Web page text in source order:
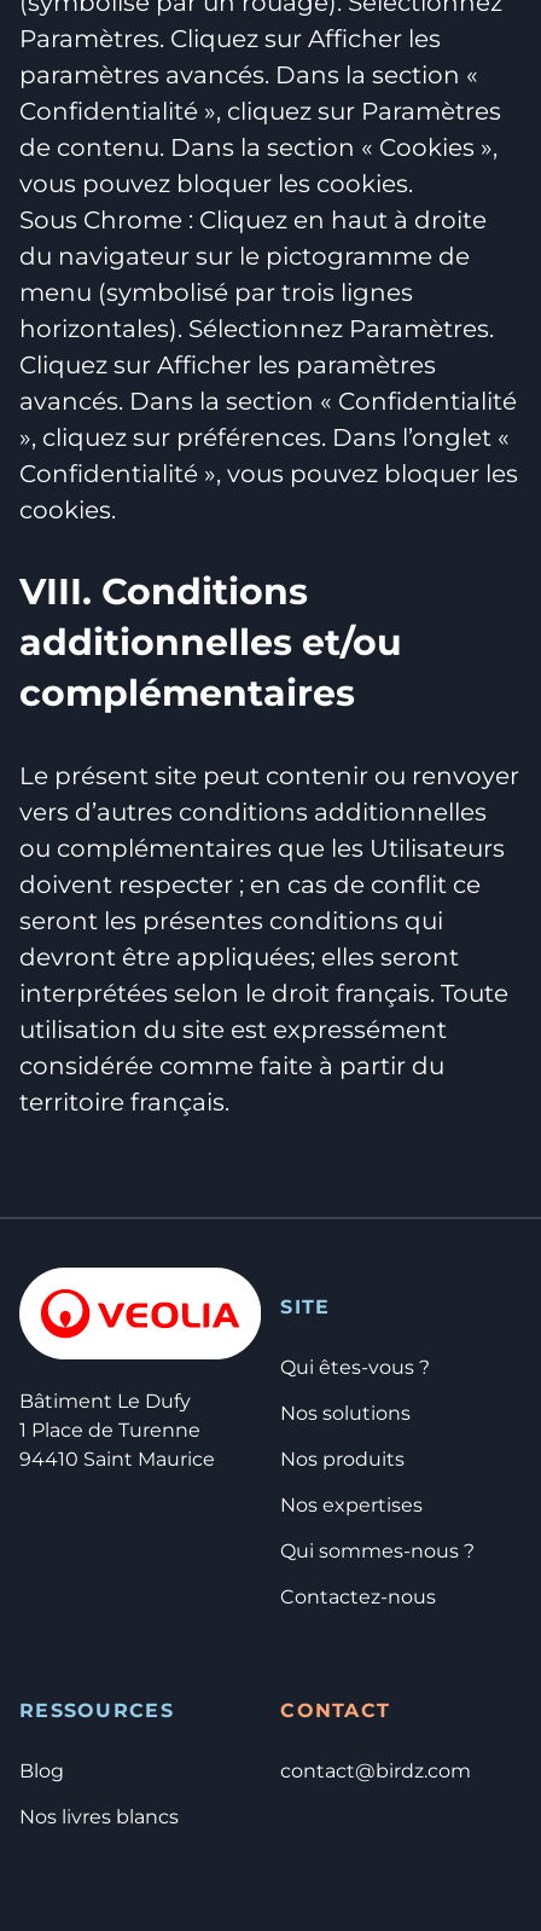
Paramètres. Cliquez sur Afficher les
paramètres avancés. Dans la section «
Confidentialité », cliquez sur Paramètres
de contenu. Dans la section « Cookies »,
vous pouvez bloquer les cookies.
Sous Chrome : Cliquez en haut à droite
du navigateur sur le pictogramme de
menu (symbolisé par trois lignes
horizontales). Sélectionnez Paramètres.
Cliquez sur Afficher les paramètres
avancés. Dans la section « Confidentialité
», cliquez sur préférences. Dans l’onglet «
Confidentialité », vous pouvez bloquer les
cookies.
VIII. Conditions
additionnelles et/ou
complémentaires
Le présent site peut contenir ou renvoyer
vers d’autres conditions additionnelles
ou complémentaires que les Utilisateurs
doivent respecter ; en cas de conflit ce
seront les présentes conditions qui
devront être appliquées; elles seront
interprétées selon le droit français. Toute
utilisation du site est expressément
considérée comme faite à partir du
territoire français.
Bâtiment Le Dufy
1 Place de Turenne
94410 Saint Maurice
SITE
Qui êtes-vous ?
Nos solutions
Nos produits
Nos expertises
Qui sommes-nous ?
Contactez-nous
RESSOURCES
Blog
Nos livres blancs
CONTACT
contact@birdz.com